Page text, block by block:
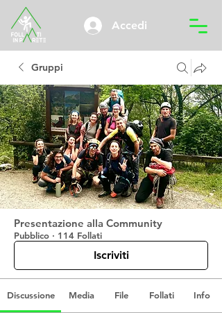
Accedi
Gruppi
Presentazione alla Community
Pubblico · 114 Follati
Iscriviti
Discussione Media File Follati Info